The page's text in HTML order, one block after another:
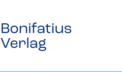
Bonifatius
Verlag